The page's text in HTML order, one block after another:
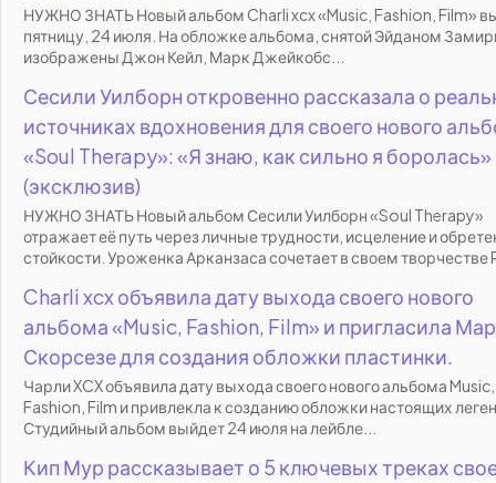
НУЖНО ЗНАТЬ Новый альбом Charli xcx «Music, Fashion, Film»
пятницу, 24 июля. На обложке альбома, снятой Эйданом
изображены Джон Кейл, Марк Джейкобс...
Сесили Уилборн откровенно рассказала о
источниках вдохновения для своего нового
«Soul Therapy»: «Я знаю, как сильно я боролась»
(эксклюзив)
НУЖНО ЗНАТЬ Новый альбом Сесили Уилборн «Soul Therapy»
отражает её путь через личные трудности, исцеление и
стойкости. Уроженка Арканзаса сочетает в своем творчестве
Charli xcx объявила дату выхода своего нового
альбома «Music, Fashion, Film» и пригласила
Скорсезе для создания обложки пластинки.
Чарли XCX объявила дату выхода своего нового альбома Music,
Fashion, Film и привлекла к созданию обложки настоящих
Студийный альбом выйдет 24 июля на лейбле...
Кип Мур рассказывает о 5 ключевых треках